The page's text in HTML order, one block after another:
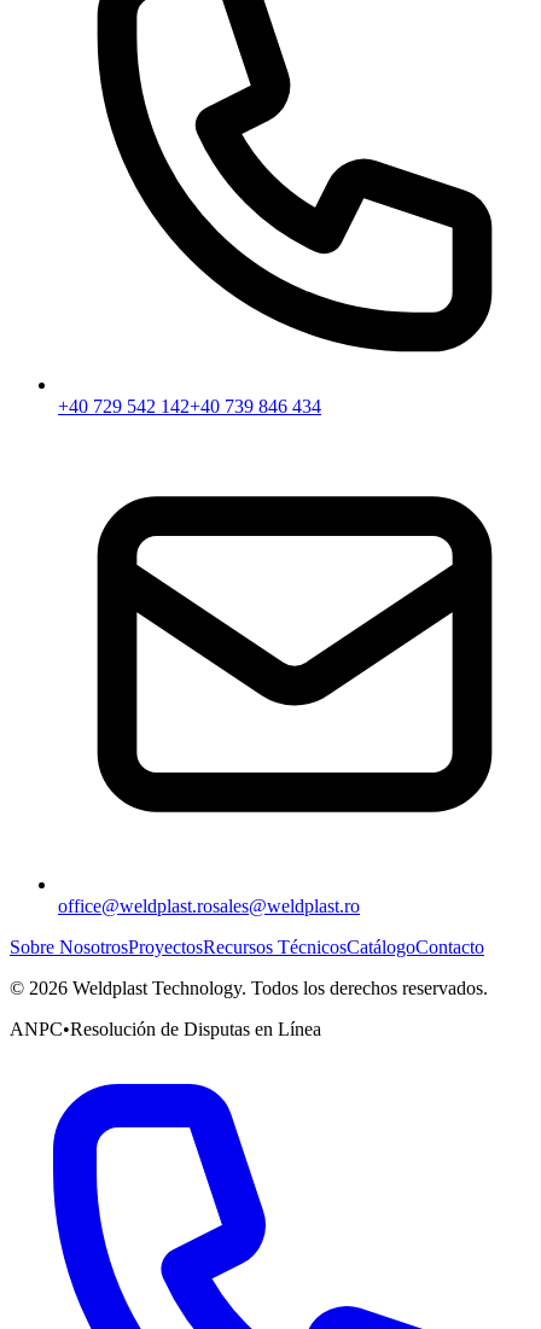
+40 729 542 142+40 739 846 434
office@weldplast.rosales@weldplast.ro
Sobre NosotrosProyectosRecursos TécnicosCatálogoContacto
© 2026 Weldplast Technology. Todos los derechos reservados.
ANPC•Resolución de Disputas en Línea